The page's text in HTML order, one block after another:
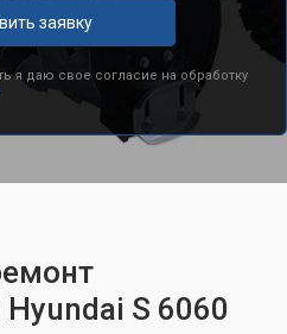
заявку
я даю свое согласие на обработку
S 6060